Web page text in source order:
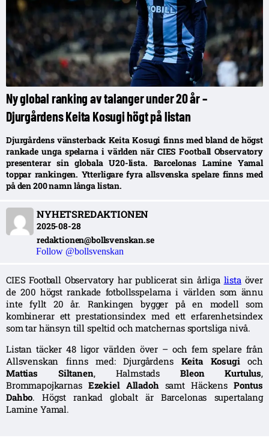
Ny global ranking av talanger under 20 år –
Djurgårdens Keita Kosugi högt på listan
Djurgårdens vänsterback Keita Kosugi finns med bland de högst
rankade unga spelarna i världen när CIES Football Observatory
presenterar sin globala U20-lista. Barcelonas Lamine Yamal
toppar rankingen. Ytterligare fyra allsvenska spelare finns med
på den 200 namn långa listan.
NYHETSREDAKTIONEN
2025-08-28
redaktionen@bollsvenskan.se
Follow @bollsvenskan
CIES Football Observatory har publicerat sin årliga listaöver
de 200 högst rankade fotbollsspelarna i världen som ännu
inte fyllt 20 år. Rankingen bygger på en modell som
kombinerar ett prestationsindex med ett erfarenhetsindex
som tar hänsyn till speltid och matchernas sportsliga nivå.
Listan täcker 48 ligor världen över – och fem spelare från
Allsvenskan finns med: Djurgårdens Keita Kosugioch
Mattias Siltanen, HalmstadsBleon Kurtulus,
Brommapojkarnas Ezekiel Alladohsamt Häckens Pontus
Dahbo. Högst rankad globalt är Barcelonas supertalang
Lamine Yamal.